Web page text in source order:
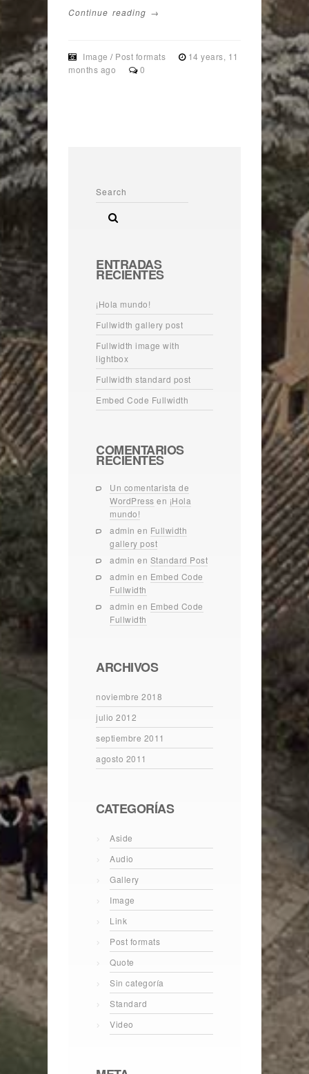
Continue reading →
Image / Post formats
14 years, 11
months ago
0
ENTRADAS
RECIENTES
¡Hola mundo!
Fullwidth gallery post
Fullwidth image with
lightbox
Fullwidth standard post
Embed Code Fullwidth
COMENTARIOS
RECIENTES
Un comentarista de
WordPress en ¡Hola
mundo!
admin en Fullwidth
gallery post
admin en Standard Post
admin en Embed Code
Fullwidth
admin en Embed Code
Fullwidth
ARCHIVOS
noviembre 2018
julio 2012
septiembre 2011
agosto 2011
CATEGORÍAS
Aside
Audio
Gallery
Image
Link
Post formats
Quote
Sin categoría
Standard
Video